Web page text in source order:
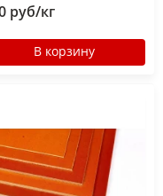
руб/кг
В корзину